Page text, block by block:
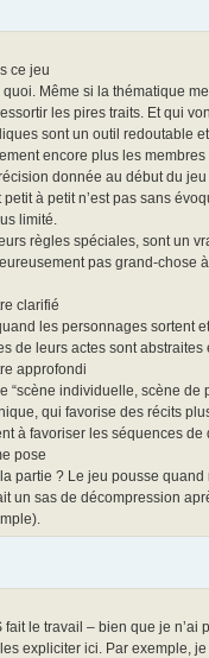
ce jeu
quoi. Même si la thématique
les pires traits. Et qui
sont un outil redoutable
encore plus les
donnée au début du
à petit n’est pas sans
limité.
règles spéciales, sont un
pas grand-chose
clarifié
les personnages sortent
de leurs actes sont
approfondi
“scène individuelle, scène
qui favorise des récits
à favoriser les séquences
pose
partie ? Le jeu pousse
un sas de décompression
fait le travail – bien que je
expliciter ici. Par exemple,